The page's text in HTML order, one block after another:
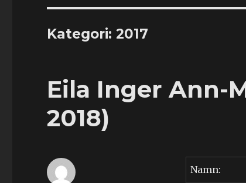
Kategori:2017
Eila Inger Ann-
2018)
Namn: